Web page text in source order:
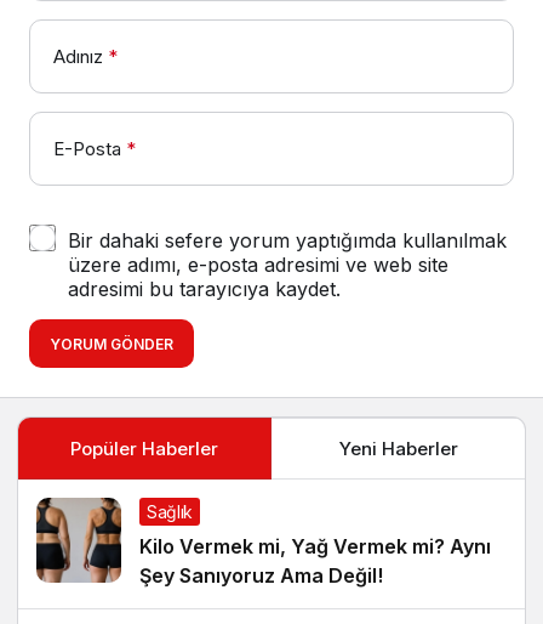
Adınız *
E-Posta *
Bir dahaki sefere yorum yaptığımda kullanılmak
üzere adımı, e-posta adresimi ve web site
adresimi bu tarayıcıya kaydet.
YORUM GÖNDER
Popüler Haberler Yeni Haberler
Sağlık
Kilo Vermek mi, Yağ Vermek mi? Aynı
Şey Sanıyoruz Ama Değil!